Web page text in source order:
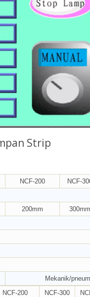
Strip
NCF-200
NCF-
200mm
300mm
Mekanik/
NCF-200 NCF-300